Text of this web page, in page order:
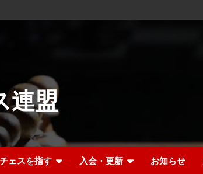
連盟
チェスを指す 入会・更新 お知らせ